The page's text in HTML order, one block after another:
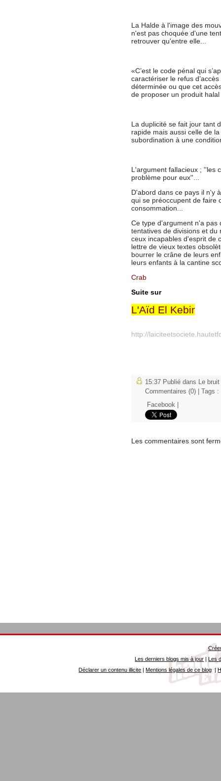
La Halde à l'image des
n'est pas choquée d'une
retrouver qu'entre elle...
«C’est le code pénal qui
caractériser le refus
déterminée ou que cet
de proposer un produit halal
La duplicité se fait jour tant
rapide mais aussi celle de
subordination à une
L 'argument fallacieux ; ''les
problème pour eux''...
D'abord dans ce pays il n'y
qui se préoccupent de faire
consommation...
Ce type d'argument n'a pas
tentatives de divisions et
ceux incapables d'esprit de
lettre de vieux textes obsolè
bourrer le crâne de leurs
leurs enfants à la cantine
Crab
Suite sur
L'Aïd El Kebir
http://
15:37 Publié dans
Le
Commentaires (0) | Tags :
Facebook
Les commentaires sont
Les derniers blogs mis à jour |Les
Déclarer un contenu illicite |Mentions légales de ce blog|